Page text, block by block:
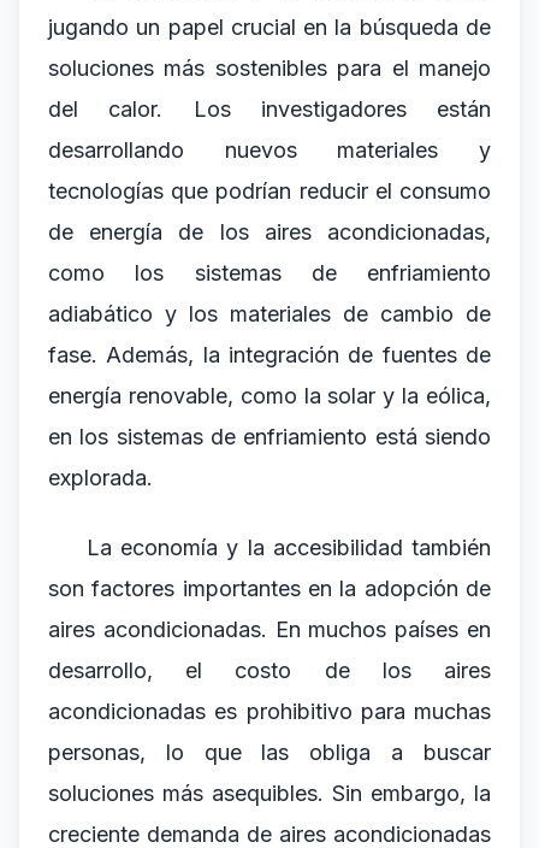
jugando un papel crucial en la búsqueda de
soluciones más sostenibles para el manejo
del calor. Los investigadores están
desarrollando nuevos materiales y
tecnologías que podrían reducir el consumo
de energía de los aires acondicionadas,
como los sistemas de enfriamiento
adiabático y los materiales de cambio de
fase. Además, la integración de fuentes de
energía renovable, como la solar y la eólica,
en los sistemas de enfriamiento está siendo
explorada.
La economía y la accesibilidad también
son factores importantes en la adopción de
aires acondicionadas. En muchos países en
desarrollo, el costo de los aires
acondicionadas es prohibitivo para muchas
personas, lo que las obliga a buscar
soluciones más asequibles. Sin embargo, la
creciente demanda de aires acondicionadas